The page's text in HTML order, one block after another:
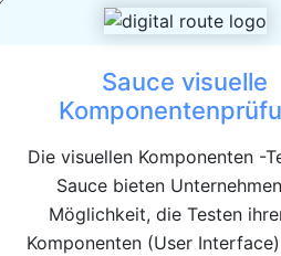
Sauce visuelle
Die visuellen Komponenten -
Sauce bieten
Möglichkeit, die Testen
Komponenten (User